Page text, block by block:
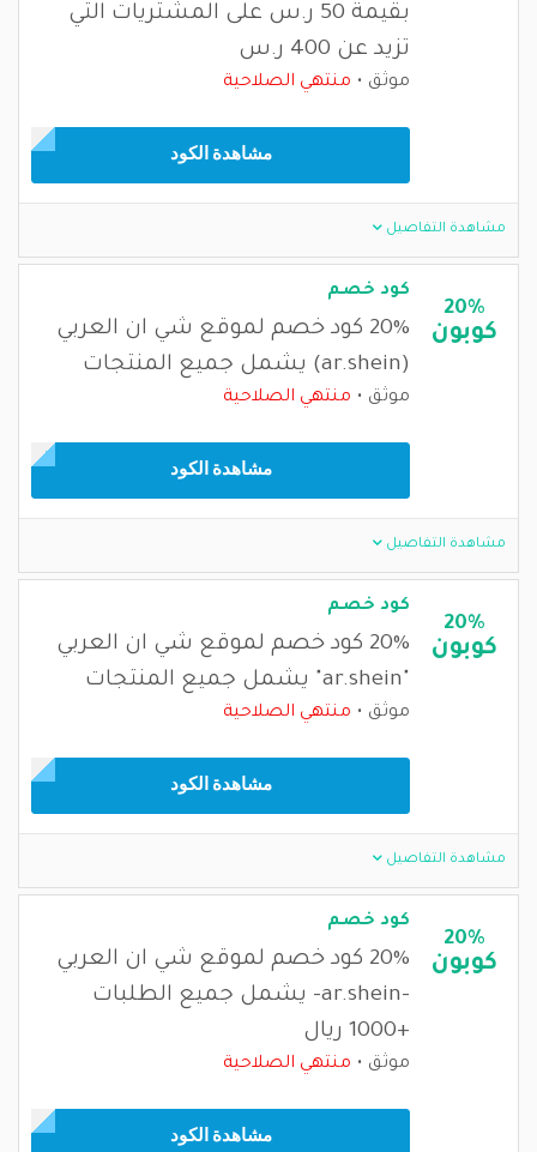
بقيمة 50 ر.س على المشتريات التي
تزيد عن 400 ر.س
موثق منتهي الصلاحية
مشاهدة الكود
مشاهدة التفاصيل
20%
كوبون
كود خصم
20% كود خصم لموقع شي ان العربي
(ar.shein) يشمل جميع المنتجات
موثق منتهي الصلاحية
مشاهدة الكود
مشاهدة التفاصيل
20%
كوبون
كود خصم
20% كود خصم لموقع شي ان العربي
"ar.shein" يشمل جميع المنتجات
موثق منتهي الصلاحية
مشاهدة الكود
مشاهدة التفاصيل
20%
كوبون
كود خصم
20% كود خصم لموقع شي ان العربي
-ar.shein- يشمل جميع الطلبات
+1000 ريال
موثق منتهي الصلاحية
مشاهدة الكود